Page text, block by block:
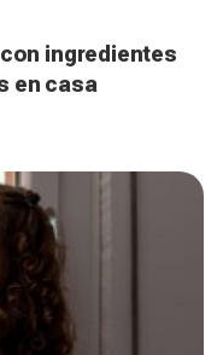
ingredientes
en casa